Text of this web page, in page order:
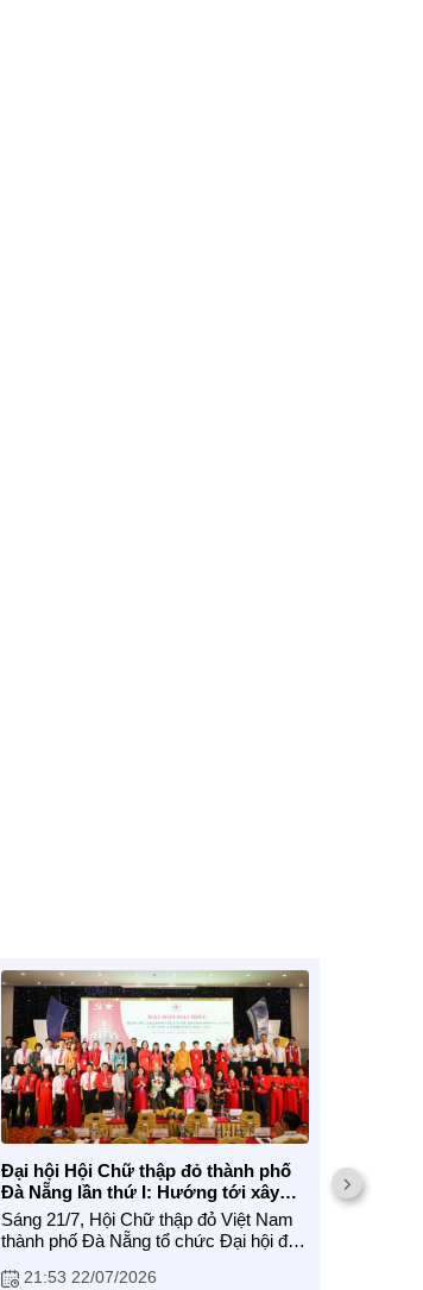
Đại hội Hội Chữ thập đỏ thành phố
Đà Nẵng lần thứ I: Hướng tới xây
dựng tổ chức Hội chuyên nghiệp,
hiện đại
Sáng 21/7, Hội Chữ thập đỏ Việt Nam
thành phố Đà Nẵng tổ chức Đại hội đại
với sự tham dự của 130 đại biểu chính
21:53 22/07/2026
Xây
phố